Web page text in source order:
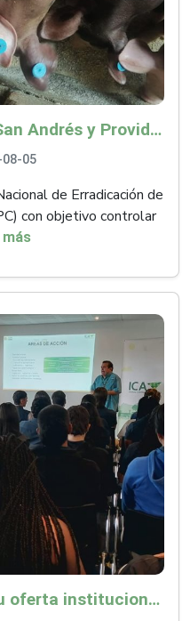
La OMSA reconoció a San Andrés y Providencia como zona libre de Peste Porcina Clásica (PPC)
08-05
de Erradicación de
con objetivo controlar
más
ICA Risaralda acercó su oferta institucional a productores y emprendedores en Expocamello